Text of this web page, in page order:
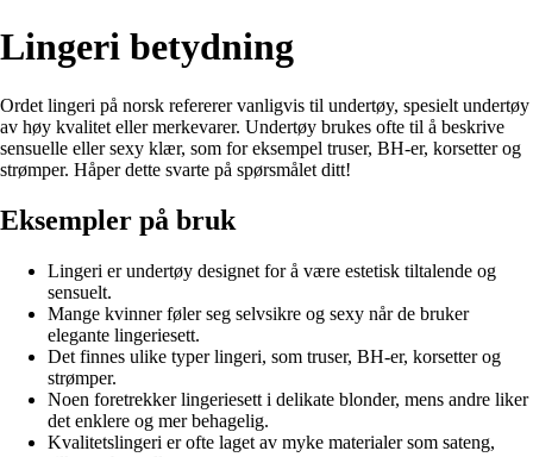
Lingeri betydning
Ordet lingeri på norsk refererer vanligvis til undertøy, spesielt undertøy
av høy kvalitet eller merkevarer. Undertøy brukes ofte til å beskrive
sensuelle eller sexy klær, som for eksempel truser, BH-er, korsetter og
strømper. Håper dette svarte på spørsmålet ditt!
Eksempler på bruk
Lingeri er undertøy designet for å være estetisk tiltalende og
sensuelt.
Mange kvinner føler seg selvsikre og sexy når de bruker
elegante lingeriesett.
Det finnes ulike typer lingeri, som truser, BH-er, korsetter og
strømper.
Noen foretrekker lingeriesett i delikate blonder, mens andre liker
det enklere og mer behagelig.
Kvalitetslingeri er ofte laget av myke materialer som sateng,